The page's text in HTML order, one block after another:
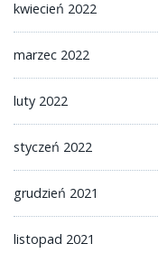
kwiecień 2022
marzec 2022
luty 2022
styczeń 2022
grudzień 2021
listopad 2021